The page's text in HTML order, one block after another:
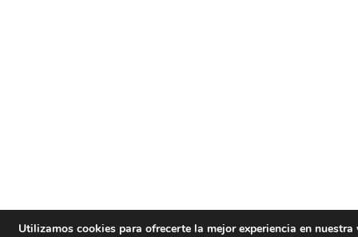
Utilizamos cookies para ofrecerte la mejor experiencia en nuestra